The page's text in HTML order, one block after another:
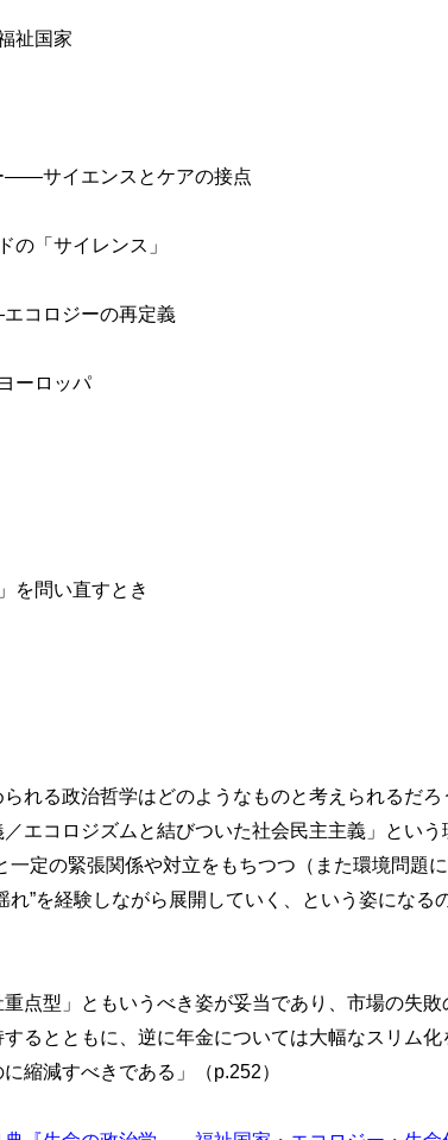
祉国家
サイエンスとケアの接点
の「サイレンス」
コロジーの再定義
ーロッパ
を問い直すとき
る政治哲学はどのようなものと考えられるだろ
エコロジズムと結びついた社会民主主義」という
一定の緊張関係や対立をもちつつ（また環境問題
”を経験しながら展開していく、という姿になる
点型」ともいうべき姿が妥当であり、市場の失
るとともに、逆に年金については大幅なスリム
縮減すべきである」（p.252）